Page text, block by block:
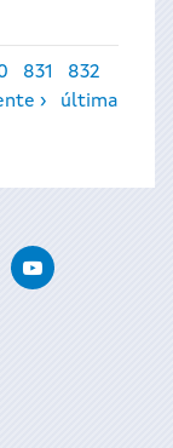
831
832
›
última
Youtube